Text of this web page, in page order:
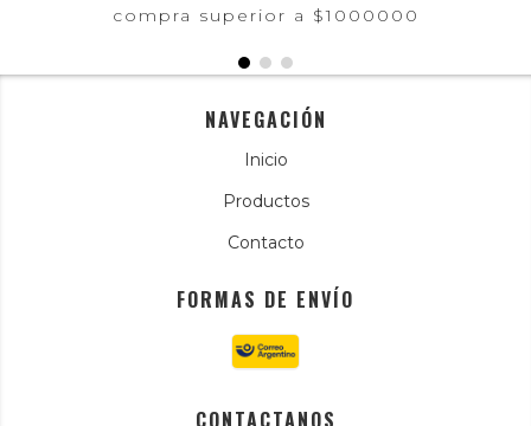
compra superior a $1000000
NAVEGACIÓN
Inicio
Productos
Contacto
FORMAS DE ENVÍO
CONTACTANOS